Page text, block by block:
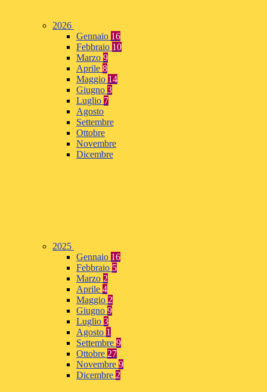
2026
Gennaio 16
Febbraio 10
Marzo 9
Aprile 8
Maggio 14
Giugno 3
Luglio 7
Agosto
Settembre
Ottobre
Novembre
Dicembre
2025
Gennaio 16
Febbraio 5
Marzo 2
Aprile 4
Maggio 2
Giugno 9
Luglio 3
Agosto 1
Settembre 9
Ottobre 27
Novembre 9
Dicembre 2